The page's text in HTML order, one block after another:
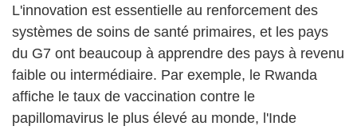
L'innovation est essentielle au renforcement des
systèmes de soins de santé primaires, et les pays
du G7 ont beaucoup à apprendre des pays à revenu
faible ou intermédiaire. Par exemple, le Rwanda
affiche le taux de vaccination contre le
papillomavirus le plus élevé au monde, l'Inde